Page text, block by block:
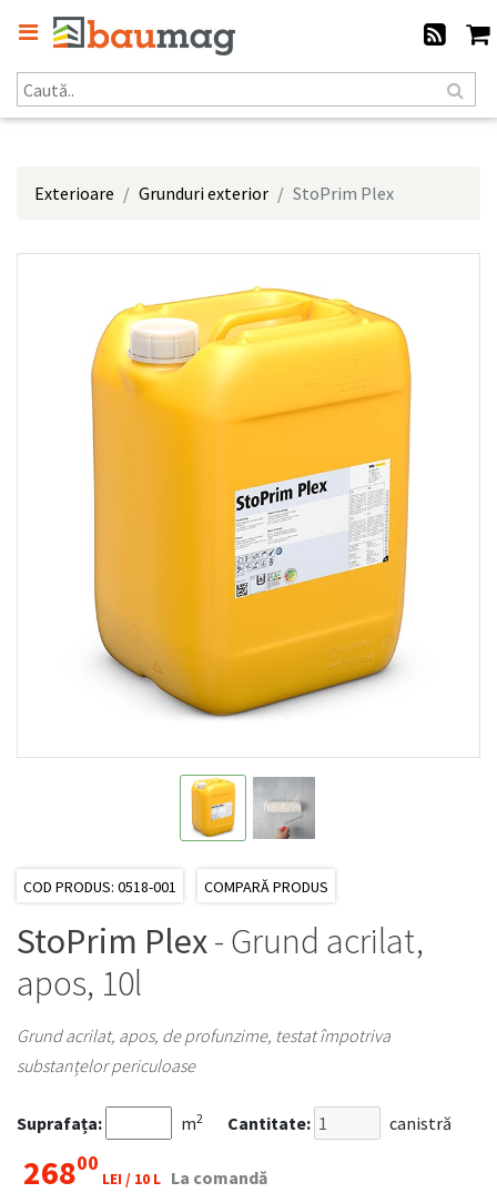
Exterioare Grunduri exterior StoPrim Plex
COD PRODUS: 0518-001 COMPARĂ PRODUS
StoPrim Plex- Grund acrilat,
apos, 10l
Grund acrilat, apos, de profunzime, testat împotriva
substanțelor periculoase
Suprafața: m2 Cantitate: canistră
26800
LEI / 10 L La comandă